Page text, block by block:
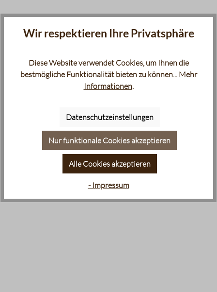
Wir respektieren Ihre Privatsphäre
Diese Website verwendet Cookies, um Ihnen die
bestmögliche Funktionalität bieten zu können... Mehr
Informationen.
Datenschutzeinstellungen
Nur funktionale Cookies akzeptieren
Alle Cookies akzeptieren
- Impressum